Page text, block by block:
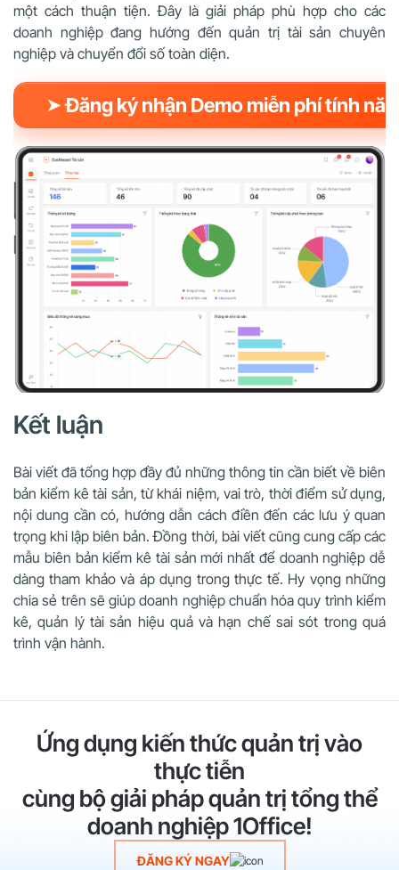
một cách thuận tiện. Đây là giải pháp phù hợp cho các
doanh nghiệp đang hướng đến quản trị tài sản chuyên
nghiệp và chuyển đổi số toàn diện.
➤ Đăng ký nhận Demo miễn phí tính
Kết luận
Bài viết đã tổng hợp đầy đủ những thông tin cần biết về biên
bản kiểm kê tài sản, từ khái niệm, vai trò, thời điểm sử dụng,
nội dung cần có, hướng dẫn cách điền đến các lưu ý quan
trọng khi lập biên bản. Đồng thời, bài viết cũng cung cấp các
mẫu biên bản kiểm kê tài sản mới nhất để doanh nghiệp dễ
dàng tham khảo và áp dụng trong thực tế. Hy vọng những
chia sẻ trên sẽ giúp doanh nghiệp chuẩn hóa quy trình kiểm
kê, quản lý tài sản hiệu quả và hạn chế sai sót trong quá
trình vận hành.
Ứng dụng kiến thức quản trị vào
thực tiễn
cùng bộ giải pháp quản trị tổng thể
doanh nghiệp 1Office!
ĐĂNG KÝ NGAY